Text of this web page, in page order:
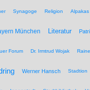
Synagoge Religion Alpakas
München Literatur
Forum Dr. Irmtrud Wojak
Werner Hansch Stadtion